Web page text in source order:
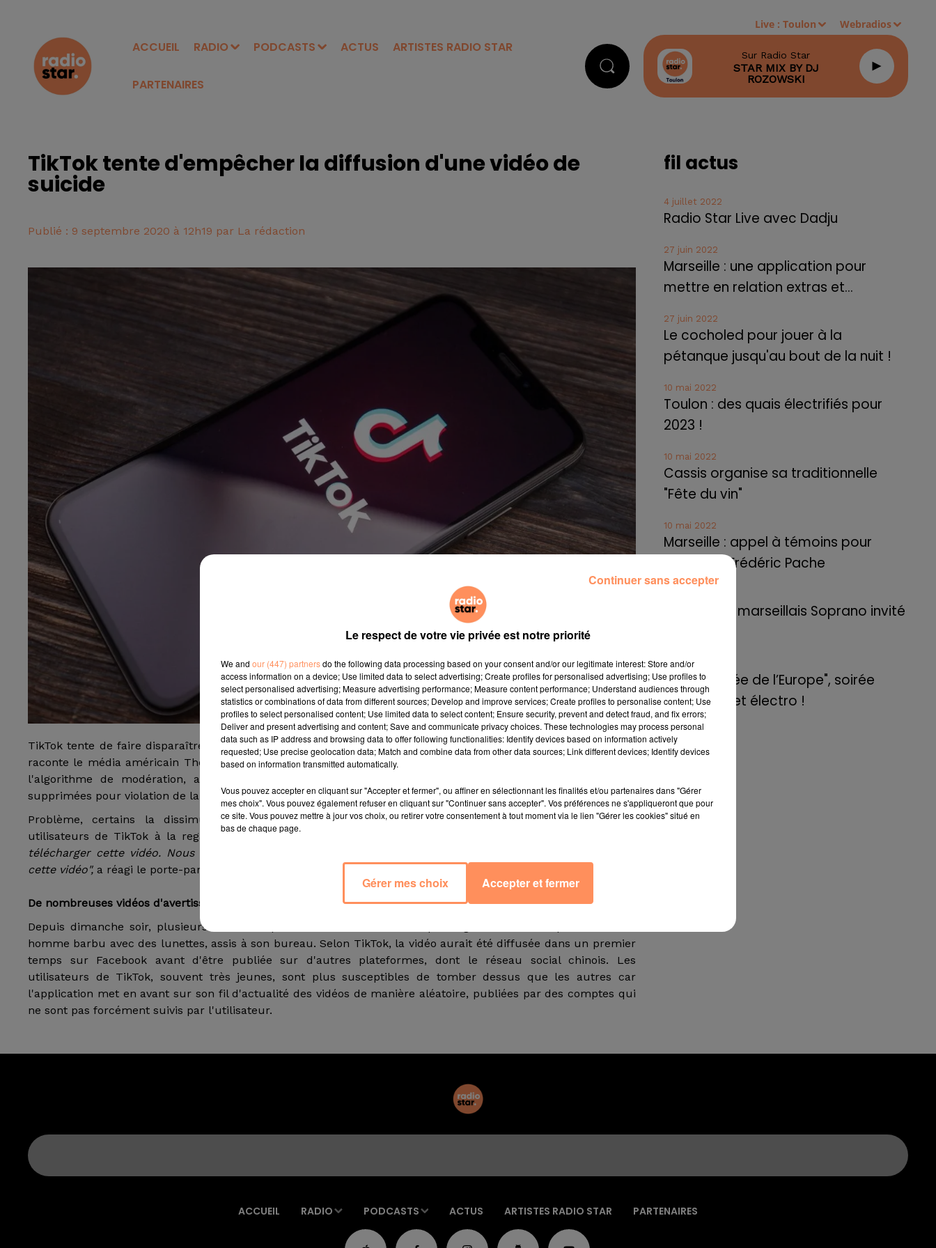
ACCUEIL RADIO PODCASTS ACTUS ARTISTES RADIO STAR
PARTENAIRES
Live :Toulon Webradios
Sur Radio Star
STAR MIX BY DJ
ROZOWSKI
TikTok tente d'empêcher la diffusion d'une vidéo de
suicide
Publié : 9 septembre 2020 à 12h19 par La rédaction
TikTok tente de faire disparaître de sa plateforme une vidéo montrant un homme se suicider par arme à feu,
raconte le média américain The Verge. Les reproductions de cette vidéo sont automatiquement détectées par
l'algorithme de modération, a assuré un porte-parole du réseau social. Elles sont ensuite signalées et
supprimées pour violation de la politique sur les contenus liés au suicide.
Problème, certains la dissimuleraient volontairement au milieu d'images inoffensives pour forcer les
utilisateurs de TikTok à la regarder. "Nous banissons tous les comptes qui tentent à plusieurs reprises de
télécharger cette vidéo. Nous apprécions que nos utilisateurs aient mis en garde leur communauté contre
cette vidéo", a réagi le porte-parole.
De nombreuses vidéos d'avertissement
Depuis dimanche soir, plusieurs créateurs préviennent en effet de ne pas regarder la vidéo qui montre un
homme barbu avec des lunettes, assis à son bureau. Selon TikTok, la vidéo aurait été diffusée dans un premier
temps sur Facebook avant d'être publiée sur d'autres plateformes, dont le réseau social chinois. Les
utilisateurs de TikTok, souvent très jeunes, sont plus susceptibles de tomber dessus que les autres car
l'application met en avant sur son fil d'actualité des vidéos de manière aléatoire, publiées par des comptes qui
ne sont pas forcément suivis par l'utilisateur.
fil actus
4 juillet 2022
Radio Star Live avec Dadju
27 juin 2022
Marseille : une application pour
mettre en relation extras et...
27 juin 2022
Le cocholed pour jouer à la
pétanque jusqu'au bout de la nuit !
10 mai 2022
Toulon : des quais électrifiés pour
2023 !
10 mai 2022
Cassis organise sa traditionnelle
"Fête du vin"
10 mai 2022
Marseille : appel à témoins pour
retrouver Frédéric Pache
Le rappeur marseillais Soprano invité
8 mai 2022
Aix : "Journée de l’Europe", soirée
danse et set électro !
ACCUEIL RADIO PODCASTS ACTUS ARTISTES RADIO STAR PARTENAIRES
Le respect de votre vie privée est notre priorité
We and our (447) partnersdo the following data processing based on your consent and/or our legitimate interest: Store and/or
access information on a device; Use limited data to select advertising; Create profiles for personalised advertising; Use profiles to
select personalised advertising; Measure advertising performance; Measure content performance; Understand audiences through
statistics or combinations of data from different sources; Develop and improve services; Create profiles to personalise content; Use
profiles to select personalised content; Use limited data to select content; Ensure security, prevent and detect fraud, and fix errors;
Deliver and present advertising and content; Save and communicate privacy choices. These technologies may process personal
data such as IP address and browsing data to offer following functionalities: Identify devices based on information actively
requested; Use precise geolocation data; Match and combine data from other data sources; Link different devices; Identify devices
based on information transmitted automatically.
Vous pouvez accepter en cliquant sur "Accepter et fermer", ou affiner en sélectionnant les finalités et/ou partenaires dans "Gérer
mes choix". Vous pouvez également refuser en cliquant sur "Continuer sans accepter". Vos préférences ne s'appliqueront que pour
ce site. Vous pouvez mettre à jour vos choix, ou retirer votre consentement à tout moment via le lien "Gérer les cookies" situé en
bas de chaque page.
Gérer mes choix Accepter et fermer
Continuer sans accepter